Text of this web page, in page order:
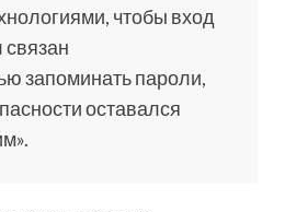
чтобы вход
связан
запоминать пароли,
оставался